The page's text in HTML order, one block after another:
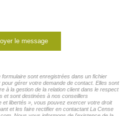
le message
sont enregistrées dans un fichier
gérer votre demande de contact. Elles sont
à la gestion de la relation client dans le respect
et sont destinées à nos conseillers
et libertés », vous pouvez exercer votre droit
et les faire rectifier en contactant La Cense